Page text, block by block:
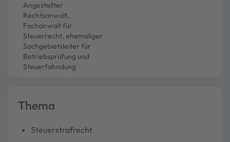
Angestellter
Rechtsanwalt,
Fachanwalt für
Steuerrecht, ehemaliger
Sachgebietsleiter für
Betriebsprüfung und
Steuerfahndung
Thema
Steuerstrafrecht